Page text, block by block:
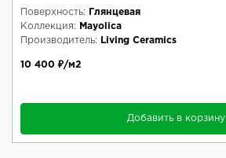
Поверхность:
Глянцевая
Коллекция:
Mayolica
Производитель:
Living Ceramics
10 400 ₽/м2
Добавить в корзину